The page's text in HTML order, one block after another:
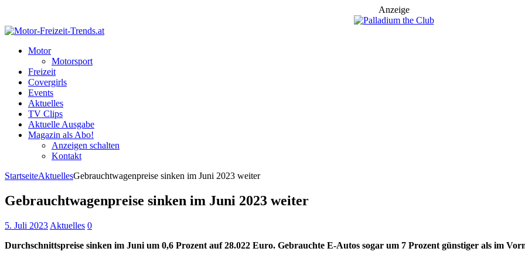
Anzeige
Motor
Motorsport
Freizeit
Covergirls
Events
Aktuelles
TV Clips
Aktuelle Ausgabe
Magazin als Abo!
Anzeigen schalten
Kontakt
StartseiteAktuellesGebrauchtwagenpreise sinken im Juni 2023 weiter
Gebrauchtwagenpreise sinken im Juni 2023 weiter
5. Juli 2023 Aktuelles 0
Durchschnittspreise sinken im Juni um 0,6 Prozent auf 28.022 Euro. Gebrauchte E-Autos sogar um 7 Prozent günstiger als im